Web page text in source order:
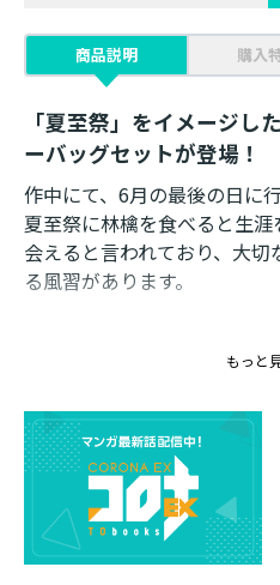
商品説明 購入
「夏至祭」をイメージし
ーバッグセットが登場！
作中にて、6月の最後の日に
夏至祭に林檎を食べると生
会えると言われており、大
る風習があります。
ップルティーを飲みながら
≪アップル・フレーバーティ
青森県産林檎の果肉を使用。
北国の甘い林檎の香りが広
の紅茶です。
長めに蒸らしてすっきりと
して飲むのもおすすめ！
もっと